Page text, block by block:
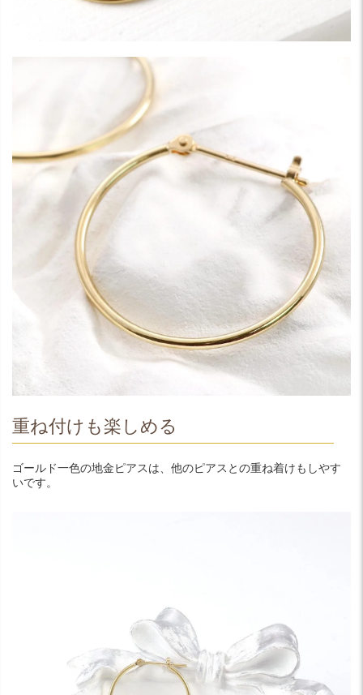
重ね付けも楽しめる
ゴールド一色の地金ピアスは、他のピアスとの重ね着けもしやす
いです。